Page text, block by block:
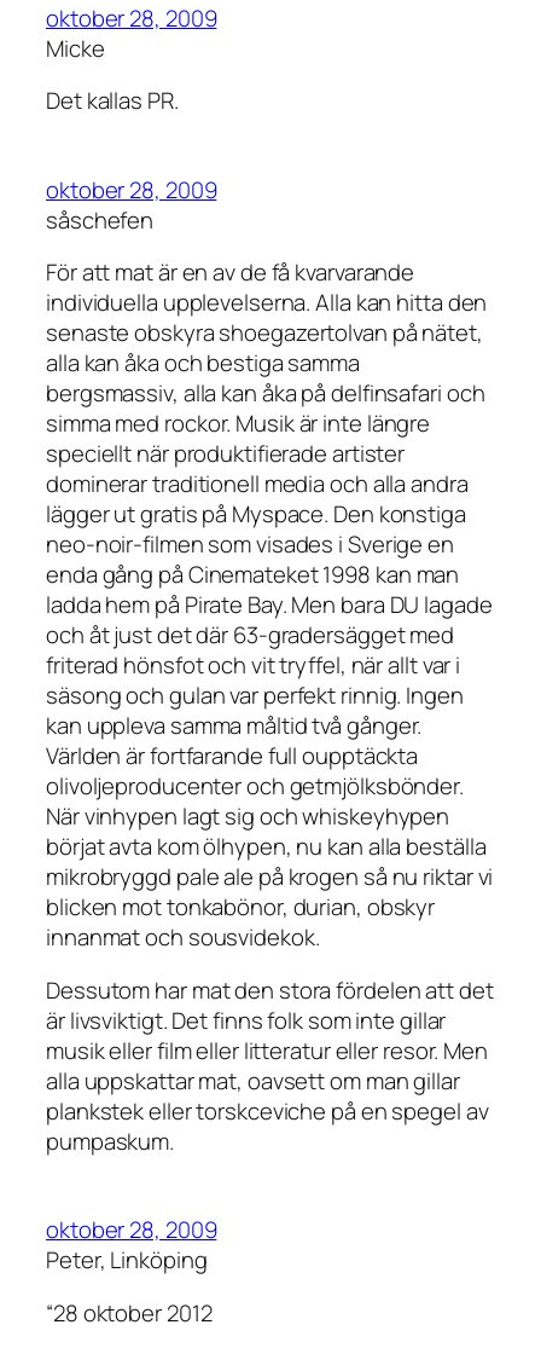
oktober 28, 2009
Micke
Det kallas PR.
oktober 28, 2009
såschefen
För att mat är en av de få kvarvarande
individuella upplevelserna. Alla kan hitta den
senaste obskyra shoegazertolvan på nätet,
alla kan åka och bestiga samma
bergsmassiv, alla kan åka på delfinsafari och
simma med rockor. Musik är inte längre
speciellt när produktifierade artister
dominerar traditionell media och alla andra
lägger ut gratis på Myspace. Den konstiga
neo-noir-filmen som visades i Sverige en
enda gång på Cinemateket 1998 kan man
ladda hem på Pirate Bay. Men bara DU lagade
och åt just det där 63-gradersägget med
friterad hönsfot och vit tryffel, när allt var i
säsong och gulan var perfekt rinnig. Ingen
kan uppleva samma måltid två gånger.
Världen är fortfarande full oupptäckta
olivoljeproducenter och getmjölksbönder.
När vinhypen lagt sig och whiskeyhypen
börjat avta kom ölhypen, nu kan alla beställa
mikrobryggd pale ale på krogen så nu riktar vi
blicken mot tonkabönor, durian, obskyr
innanmat och sousvidekok.
Dessutom har mat den stora fördelen att det
är livsviktigt. Det finns folk som inte gillar
musik eller film eller litteratur eller resor. Men
alla uppskattar mat, oavsett om man gillar
plankstek eller torskceviche på en spegel av
pumpaskum.
oktober 28, 2009
Peter, Linköping
“28 oktober 2012